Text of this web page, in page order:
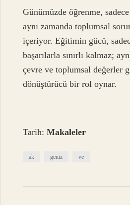
Günümüzde öğrenme,
aynı zamanda toplumsal
içeriyor. Eğitimin gücü,
başarılarla sınırlı kalmaz;
çevre ve toplumsal değerler
dönüştürücü bir rol oynar.
Tarih:Makaleler
ak geniz ve